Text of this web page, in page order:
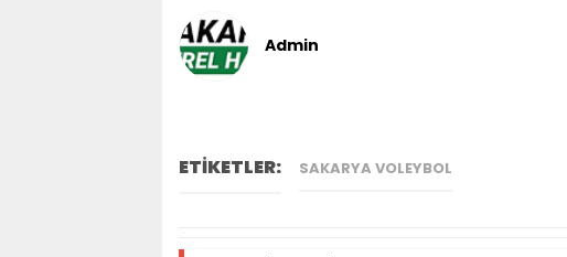
Admin
ETİKETLER: SAKARYA VOLEYBOL